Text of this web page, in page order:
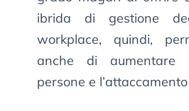
ibrida di gestione
workplace, quindi,
anche di aumentare
persone e